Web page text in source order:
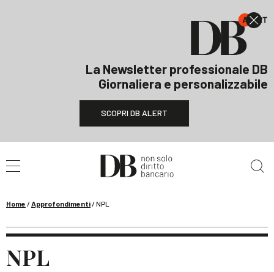
La Newsletter professionale DB
Giornaliera e personalizzabile
SCOPRI DB ALERT
Home /Approfondimenti/NPL
NPL